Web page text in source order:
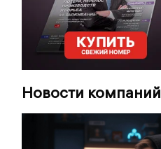
Новости компаний